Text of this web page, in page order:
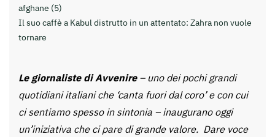
afghane (5)
Il suo caffè a Kabul distrutto in un attentato: Zahra non vuole
tornare
Le giornaliste di Avvenire– uno dei pochi grandi
quotidiani italiani che ‘canta fuori dal coro’ e con cui
ci sentiamo spesso in sintonia – inaugurano oggi
un’iniziativa che ci pare di grande valore. Dare voce